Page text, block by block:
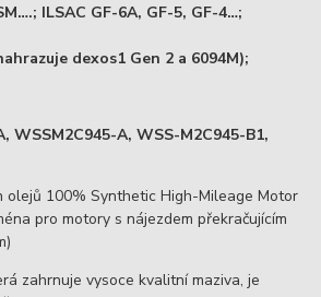
ILSAC GF-6A, GF-5, GF-4…;
dexos1 Gen 2 a 6094M);
WSSM2C945-A, WSS-M2C945-B1,
olejů 100% Synthetic High-Mileage Motor
pro motory s nájezdem překračujícím
zahrnuje vysoce kvalitní maziva, je